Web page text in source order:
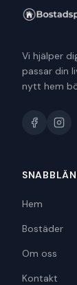
Vi hjälper
passar din
nytt hem
Hem
Bostäder
Om oss
Kontakt